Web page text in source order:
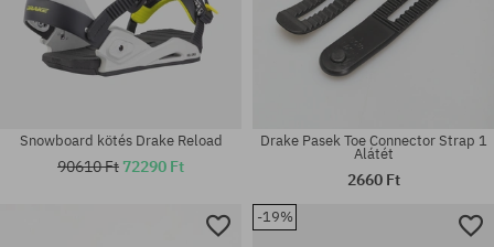
Snowboard kötés Drake Reload
90610 Ft 72290 Ft
Drake Pasek Toe Connector Strap 1
Alátét
2660 Ft
-19%